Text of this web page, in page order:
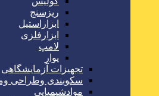
ریزسنج
ابزاراستیل
ابزارفلزی
لامپ
پوار
تجهیزات آزمایشگاهی
سکوبندی وطراحی
موادشیمیایی